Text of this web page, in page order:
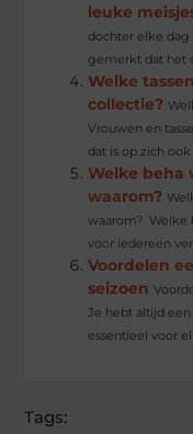
leuke
dochter elke dag
gemerkt dat het
Welke
collectie?
Vrouwen en
dat is op zich ook
Welke beha
waarom?
waarom? Welke
voor iedereen
Voordelen
seizoen
Je hebt altijd
essentieel voor
Tags: